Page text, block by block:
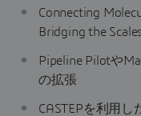
Connecting
Bridging the
Pipeline Pilotや
の拡張
CASTEPを利用し